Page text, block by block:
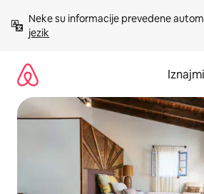
sadržaj
Neke su informacije prevedene
jezik